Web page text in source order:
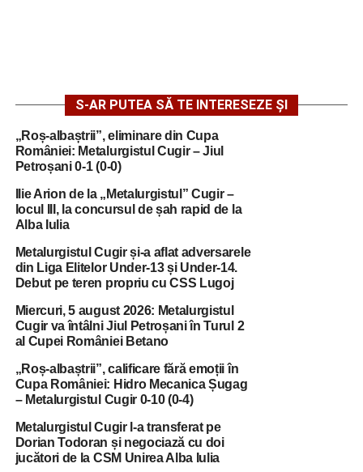
S-AR PUTEA SĂ TE INTERESEZE ȘI
„Roș-albaștrii”, eliminare din Cupa
României: Metalurgistul Cugir – Jiul
Petroșani 0-1 (0-0)
Ilie Arion de la „Metalurgistul” Cugir –
locul III, la concursul de șah rapid de la
Alba Iulia
Metalurgistul Cugir și-a aflat adversarele
din Liga Elitelor Under-13 și Under-14.
Debut pe teren propriu cu CSS Lugoj
Miercuri, 5 august 2026: Metalurgistul
Cugir va întâlni Jiul Petroșani în Turul 2
al Cupei României Betano
„Roș-albaștrii”, calificare fără emoții în
Cupa României: Hidro Mecanica Șugag
– Metalurgistul Cugir 0-10 (0-4)
Metalurgistul Cugir l-a transferat pe
Dorian Todoran și negociază cu doi
jucători de la CSM Unirea Alba Iulia